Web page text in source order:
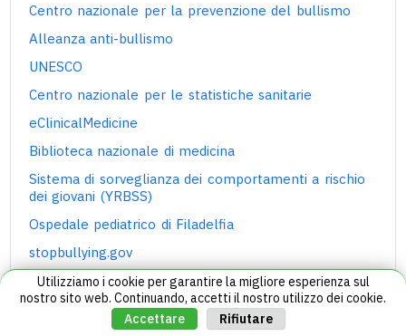
Centro nazionale per la prevenzione del bullismo
Alleanza anti-bullismo
UNESCO
Centro nazionale per le statistiche sanitarie
eClinicalMedicine
Biblioteca nazionale di medicina
Sistema di sorveglianza dei comportamenti a rischio
dei giovani (YRBSS)
Ospedale pediatrico di Filadelfia
stopbullying.gov
Bullismo in nessun modo
Facoltà di sanità pubblica dell'Università di Boston
Utilizziamo i cookie per garantire la migliore esperienza sul
nostro sito web. Continuando, accetti il ​​nostro utilizzo dei cookie.
Accettare
Rifiutare